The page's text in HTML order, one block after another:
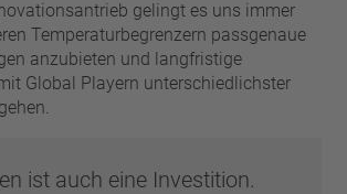
gelingt es uns immer
Temperaturbegrenzern passgenaue
anzubieten und langfristige
Global Playern unterschiedlichster
ist auch eine Investition.